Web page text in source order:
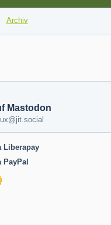
Archiv
Mastodon
Liberapay